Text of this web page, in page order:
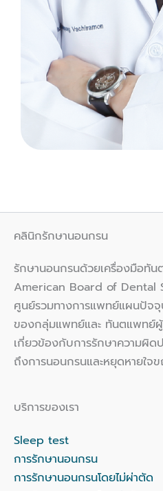
คลินิกรักษานอนกรน
รักษานอนกรนด้วยเครื่องมือทัน
American Board of Dental
ศูนย์รวมทางการแพทย์แผนปัจ
ของกลุ่มแพทย์และ ทันตแพทย์ผู้
เกี่ยวข้องกับการรักษาความผิ
ถึงการนอนกรนและหยุดหายใจ
บริการของเรา
Sleep test
การรักษานอนกรน
การรักษานอนกรนโดยไม่ผ่าตัด